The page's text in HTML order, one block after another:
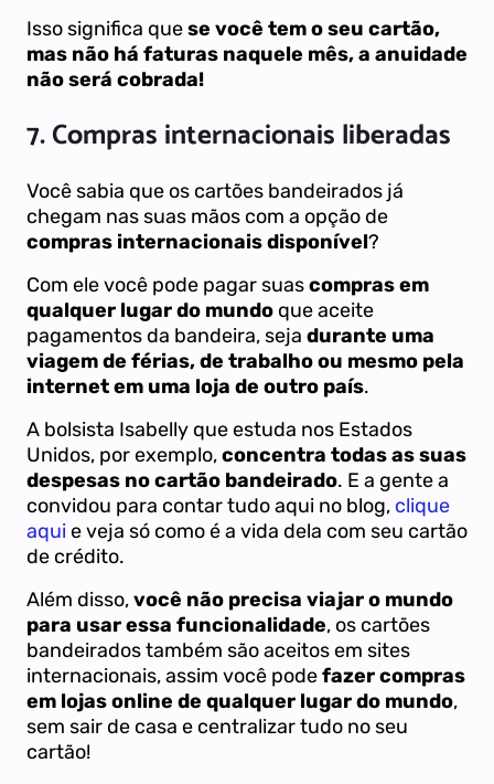
Isso significa quese você tem o seu cartão,
mas não há faturas naquele mês, a anuidade
não será cobrada!
7. Compras internacionais liberadas
Você sabia que os cartões bandeirados já
chegam nas suas mãos com a opção de
compras internacionais disponível?
Com ele você pode pagar suascompras em
qualquer lugar do mundo que aceite
pagamentos da bandeira, seja durante uma
viagem de férias, de trabalho ou mesmo pela
internet em uma loja de outro país.
A bolsista Isabelly que estuda nos Estados
Unidos, por exemplo,concentra todas as suas
despesas no cartão bandeirado. E a gente a
convidou para contar tudo aqui no blog, clique
aquie veja só como é a vida dela com seu cartão
de crédito.
Além disso,você não precisa viajar o mundo
para usar essa funcionalidade, os cartões
bandeiradostambém são aceitos em sites
internacionais, assim você podefazer compras
em lojas online de qualquer lugar do mundo,
sem sair de casa e centralizar tudo no seu
cartão!